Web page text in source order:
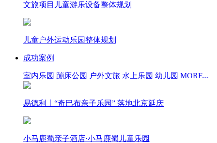
文旅项目儿童游乐设备整体规划
儿童户外运动乐园整体规划
成功案例
室内乐园 蹦床公园 户外文旅 水上乐园 幼儿园 MORE...
易德利丨“奇巴布亲子乐园” 落地北京延庆
小马鹿蜀亲子酒店·小马鹿蜀儿童乐园